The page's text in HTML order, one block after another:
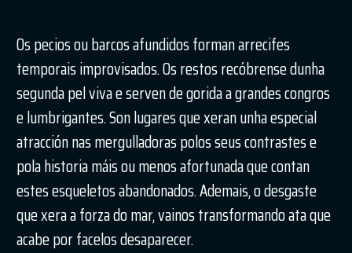
Os pecios ou barcos afundidos forman arrecifes
temporais improvisados. Os restos recóbrense dunha
segunda pel viva e serven de gorida a grandes congros
e lumbrigantes. Son lugares que xeran unha especial
atracción nas mergulladoras polos seus contrastes e
pola historia máis ou menos afortunada que contan
estes esqueletos abandonados. Ademais, o desgaste
que xera a forza do mar, vainos transformando ata que
acabe por facelos desaparecer.